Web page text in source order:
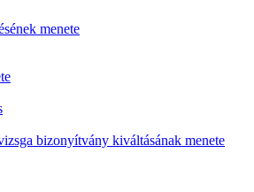
menete
bizonyítvány kiváltásának menete